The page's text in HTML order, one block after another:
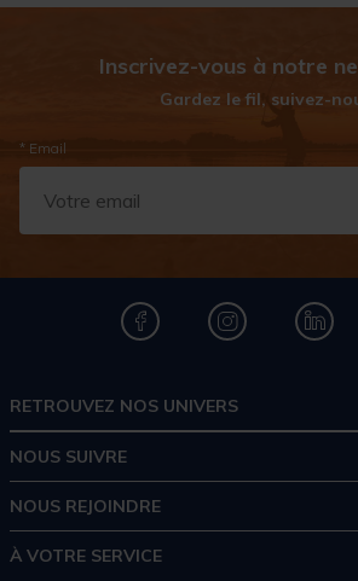
Inscrivez-vous à notre
Gardez le fil, suivez-
* Email
RETROUVEZ NOS UNIVERS
NOUS SUIVRE
NOUS REJOINDRE
À VOTRE SERVICE